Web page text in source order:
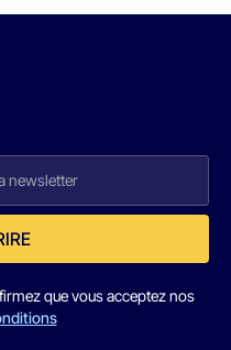
que vous acceptez nos